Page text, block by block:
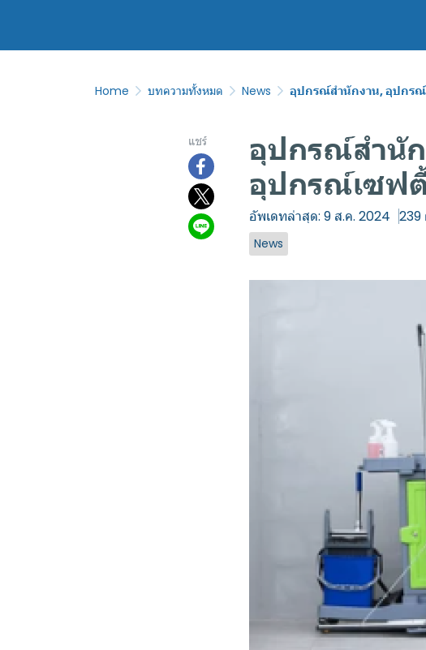
Home บทความทั้งหมด News อุปกรณ์สำนักงาน, อุปกร
แชร์
อุปกรณ์สำนั
อุปกรณ์เซฟตี้
อัพเดทล่าสุด: 9 ส.ค. 2024 239
News